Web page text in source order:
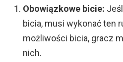
Obowiązkowe bicie:
bicia, musi wykonać ten
możliwości bicia, gracz
nich.